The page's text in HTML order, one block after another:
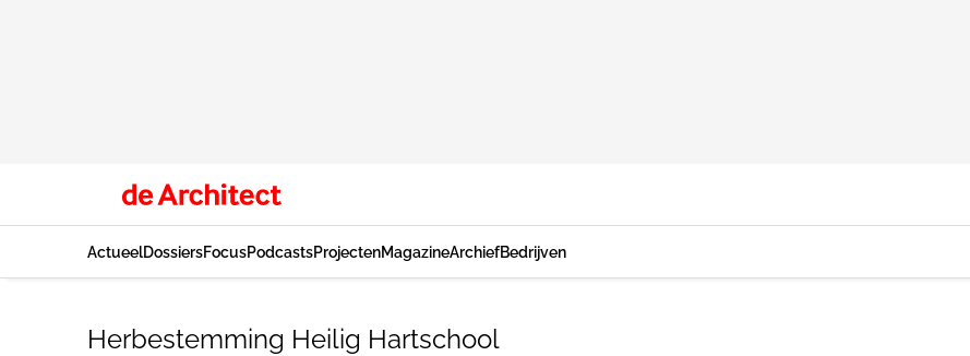
ActueelDossiersFocusPodcastsProjectenMagazineArchiefBedrijven
Herbestemming Heilig Hartschool